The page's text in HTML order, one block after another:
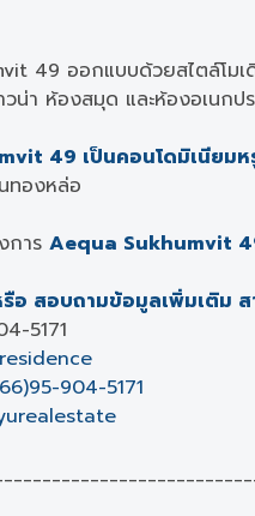
49 ออกแบบด้วยสไตล์โมเ
น่า ห้องสมุด และห้องอเนกป
49 เป็นคอนโดมิเนียม
ทองหล่อ
การ Aequa Sukhumvit
อ สอบถามข้อมูลเพิ่มเติม ส
5171
904-5171